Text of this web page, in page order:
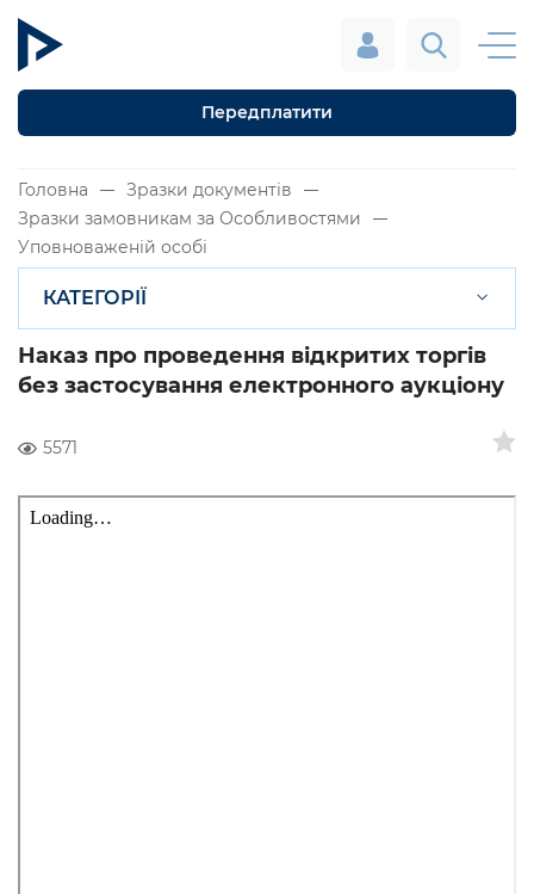
Передплатити
Головна
Зразки документів
Зразки замовникам за Особливостями
Уповноваженій особі
КАТЕГОРІЇ
Наказ про проведення відкритих торгів
без застосування електронного аукціону
5571